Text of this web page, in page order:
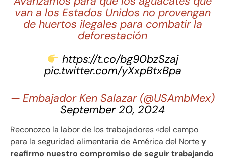
van a los Estados Unidos no provengan
de huertos ilegales para combatir la
deforestación
https://t.co/bg90bzSzaj
pic.twitter.com/yXxpBtxBpa
— Embajador Ken Salazar (@USAmbMex)
September 20, 2024
Reconozco la labor de los trabajadores «del campo
para la seguridad alimentaria de América del Nortey
reafirmo nuestro compromiso de seguir trabajando